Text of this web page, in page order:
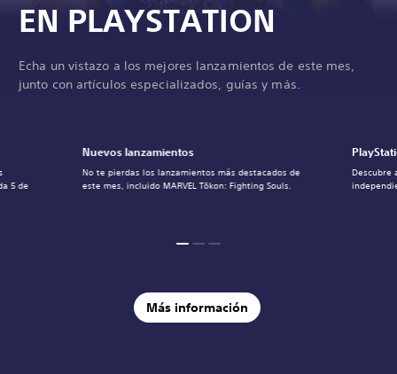
EN PLAYSTATION
Echa un vistazo a los mejores lanzamientos de este mes,
junto con artículos especializados, guías y más.
Nuevos lanzamientos
No te pierdas los lanzamientos más destacados de
este mes, incluido MARVEL Tōkon: Fighting Souls.
Descubre
5 de
Más información